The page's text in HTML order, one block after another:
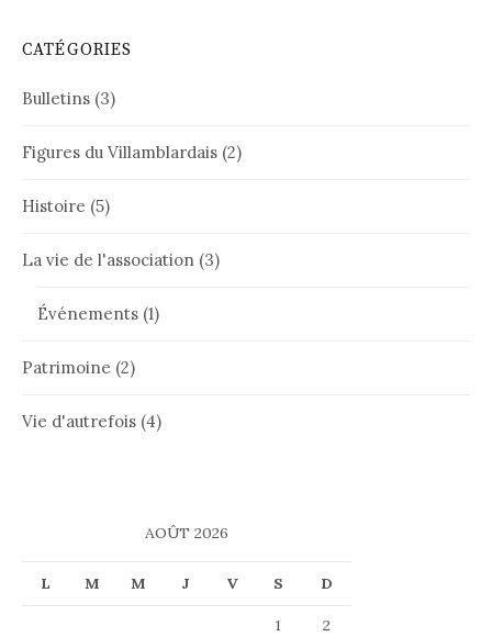
CATÉGORIES
Bulletins (3)
Figures du Villamblardais (2)
Histoire (5)
La vie de l'association (3)
Événements (1)
Patrimoine (2)
Vie d'autrefois (4)
AOÛT 2026
L M M J V S D
1
2